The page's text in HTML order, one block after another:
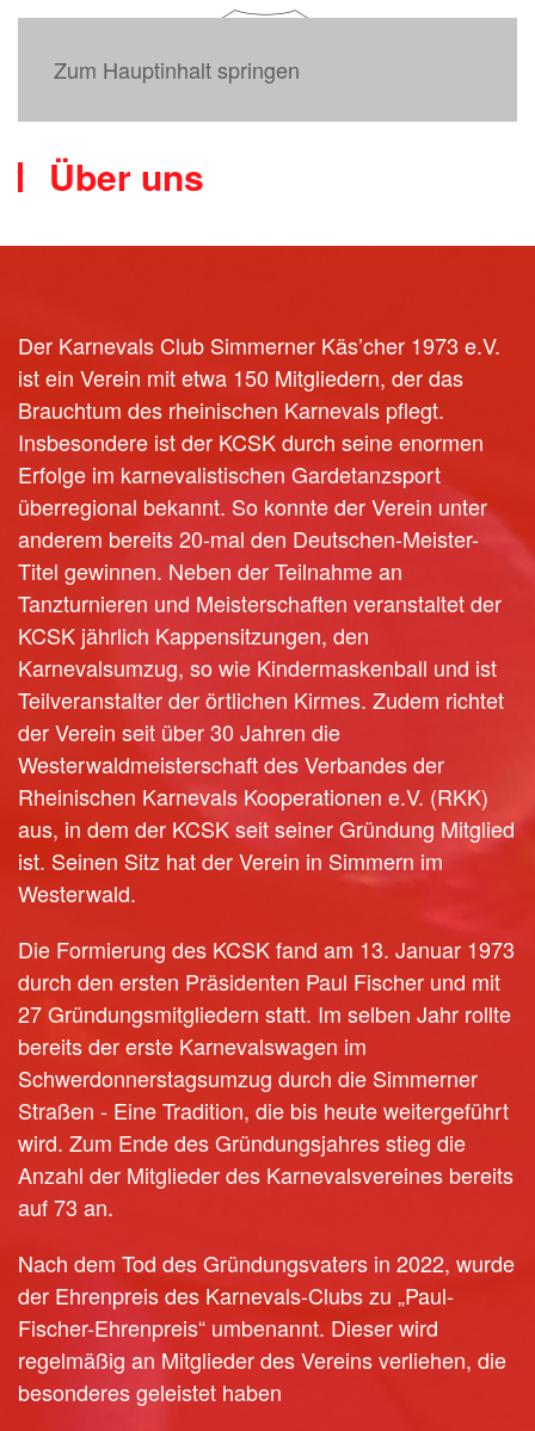
Zum Hauptinhalt springen
Über uns
Der Karnevals Club Simmerner Käs’cher 1973 e.V.
ist ein Verein mit etwa 150 Mitgliedern, der das
Brauchtum des rheinischen Karnevals pflegt.
Insbesondere ist der KCSK durch seine enormen
Erfolge im karnevalistischen Gardetanzsport
überregional bekannt. So konnte der Verein unter
anderem bereits 20-mal den Deutschen-Meister-
Titel gewinnen. Neben der Teilnahme an
Tanzturnieren und Meisterschaften veranstaltet der
KCSK jährlich Kappensitzungen, den
Karnevalsumzug, so wie Kindermaskenball und ist
Teilveranstalter der örtlichen Kirmes. Zudem richtet
der Verein seit über 30 Jahren die
Westerwaldmeisterschaft des Verbandes der
Rheinischen Karnevals Kooperationen e.V. (RKK)
aus, in dem der KCSK seit seiner Gründung Mitglied
ist. Seinen Sitz hat der Verein in Simmern im
Westerwald.
Die Formierung des KCSK fand am 13. Januar 1973
durch den ersten Präsidenten Paul Fischer und mit
27 Gründungsmitgliedern statt. Im selben Jahr rollte
bereits der erste Karnevalswagen im
Schwerdonnerstagsumzug durch die Simmerner
Straßen - Eine Tradition, die bis heute weitergeführt
wird. Zum Ende des Gründungsjahres stieg die
Anzahl der Mitglieder des Karnevalsvereines bereits
auf 73 an.
Nach dem Tod des Gründungsvaters in 2022, wurde
der Ehrenpreis des Karnevals-Clubs zu „Paul-
Fischer-Ehrenpreis“ umbenannt. Dieser wird
regelmäßig an Mitglieder des Vereins verliehen, die
besonderes geleistet haben